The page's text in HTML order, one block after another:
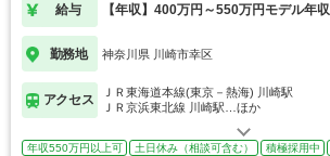
給与 【年収】400万円～550万円モデル年収
勤務地 神奈川県 川崎市幸区
アクセス
ＪＲ東海道本線(東京－熱海) 川崎駅
ＪＲ京浜東北線 川崎駅…ほか
年収550万円以上可 土日休み（相談可含む） 積極採用中